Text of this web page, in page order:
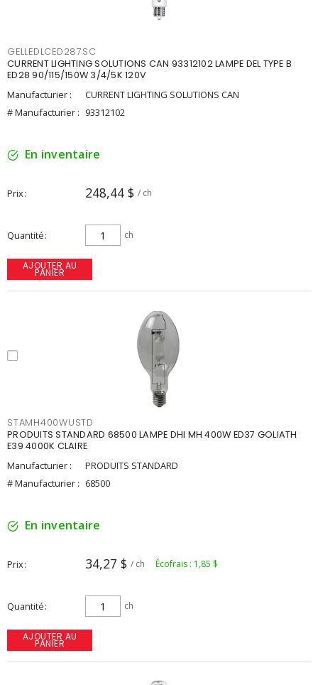
GELLEDLCED287SC
CURRENT LIGHTING SOLUTIONS CAN 93312102 LAMPE DEL TYPE B
ED28 90/115/150W 3/4/5K 120V
Manufacturier :
CURRENT LIGHTING SOLUTIONS CAN
# Manufacturier : 93312102
En inventaire
Prix 248,44 $ / ch
Quantité ch
AJOUTER AU
PANIER
STAMH400WUSTD
PRODUITS STANDARD 68500 LAMPE DHI MH 400W ED37 GOLIATH
E39 4000K CLAIRE
Manufacturier :
PRODUITS STANDARD
# Manufacturier : 68500
En inventaire
Prix 34,27 $ / ch Écofrais : 1,85 $
Quantité ch
AJOUTER AU
PANIER